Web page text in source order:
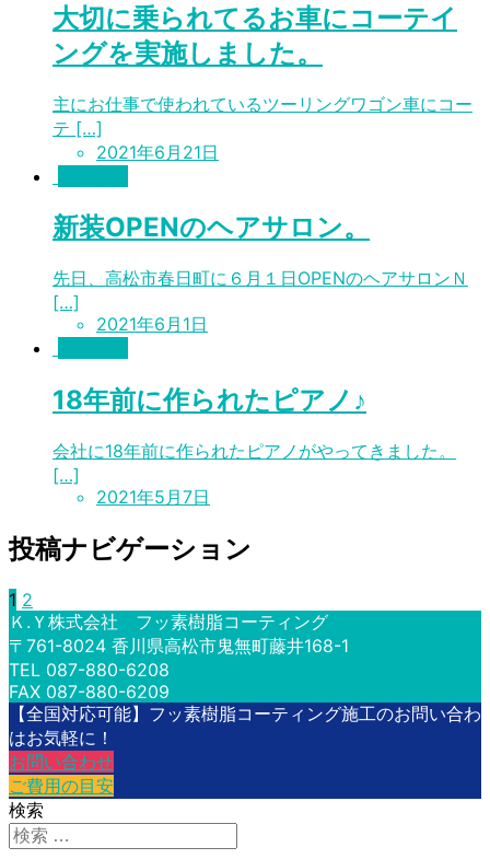
大切に乗られてるお車にコーテイ
ングを実施しました。
主にお仕事で使われているツーリングワゴン車にコー
テ […]
2021年6月21日
新装OPENのヘアサロン。
先日、高松市春日町に６月１日OPENのヘアサロンＮ
[…]
2021年6月1日
18年前に作られたピアノ♪
会社に18年前に作られたピアノがやってきました。
[…]
2021年5月7日
投稿ナビゲーション
1 2
Ｋ.Ｙ株式会社 フッ素樹脂コーティング
〒761-8024 香川県高松市鬼無町藤井168-1
TEL 087-880-6208
FAX 087-880-6209
【全国対応可能】フッ素樹脂コーティング施工のお問い合わ
はお気軽に！
お問い合わせ
ご費用の目安
検索